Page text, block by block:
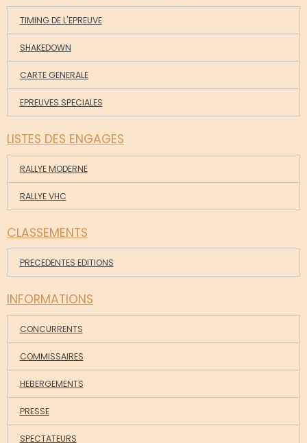
TIMING DE L'EPREUVE
SHAKEDOWN
CARTE GENERALE
EPREUVES SPECIALES
LISTES DES ENGAGES
RALLYE MODERNE
RALLYE VHC
CLASSEMENTS
PRECEDENTES EDITIONS
INFORMATIONS
CONCURRENTS
COMMISSAIRES
HEBERGEMENTS
PRESSE
SPECTATEURS